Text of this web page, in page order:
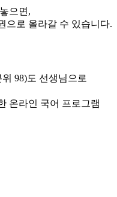
으면,
으로 올라갈 수 있습니다.
98)도 선생님으로
온라인 국어 프로그램